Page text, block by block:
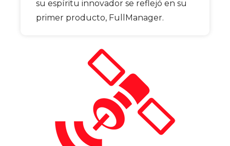
su espíritu innovador se reflejó en su
primer producto, FullManager.